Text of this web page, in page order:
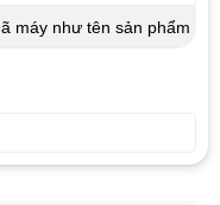
máy như tên sản phẩm